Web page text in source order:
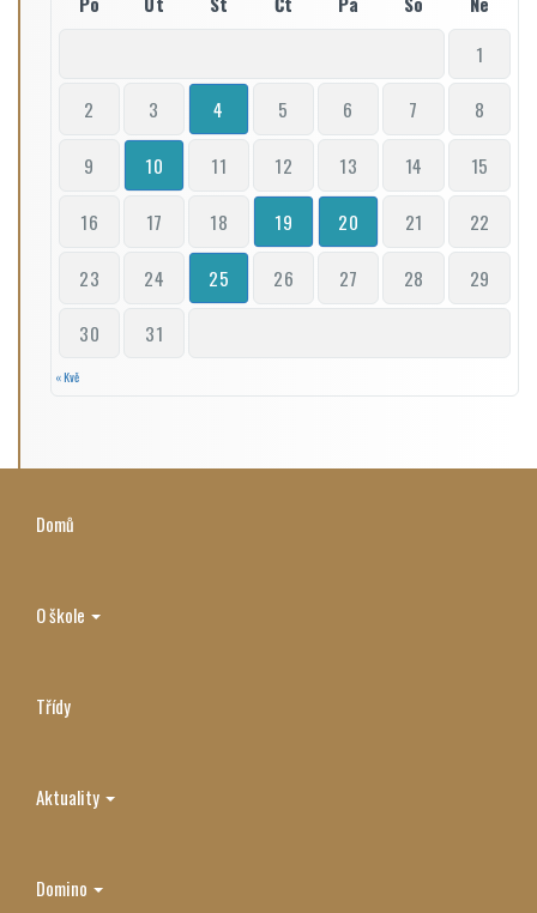
1
2 3 4 5 6 7 8
9 10 11 12 13 14 15
16 17 18 19 20 21 22
23 24 25 26 27 28 29
30 31
« Kvě
Domů
O škole
Třídy
Aktuality
Domino